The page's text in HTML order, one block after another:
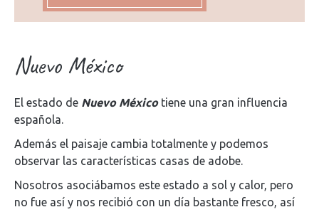
Nuevo México
El estado de Nuevo Méxicotiene una gran influencia
española.
Además el paisaje cambia totalmente y podemos
observar las características casas de adobe.
Nosotros asociábamos este estado a sol y calor, pero
no fue así y nos recibió con un día bastante fresco, así